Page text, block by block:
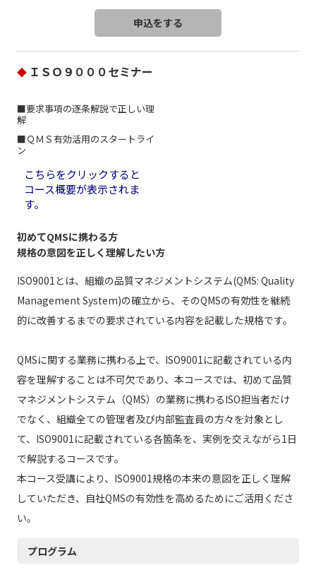
◆ ＩＳＯ９０００セミナー
■要求事項の逐条解説で正しい理
解
■ＱＭＳ有効活用のスタートライ
ン
こちらをクリックすると
コース概要が表示されま
す。
初めてQMSに携わる方
規格の意図を正しく理解したい方
ISO9001とは、組織の品質マネジメントシステム(QMS: Quality
Management System)の確立から、そのQMSの有効性を継続
的に改善するまでの要求されている内容を記載した規格です。
QMSに関する業務に携わる上で、ISO9001に記載されている内
容を理解することは不可欠であり、本コースでは、初めて品質
マネジメントシステム（QMS）の業務に携わるISO担当者だけ
でなく、組織全ての管理者及び内部監査員の方々を対象とし
て、ISO9001に記載されている各箇条を、実例を交えながら1日
で解説するコースです。
本コース受講により、ISO9001規格の本来の意図を正しく理解
していただき、自社QMSの有効性を高めるためにご活用くださ
い。
プログラム